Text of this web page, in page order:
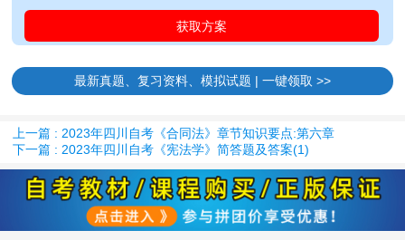
最新真题、复习资料、模拟试题 | 一键领取 >>
上一篇 : 2023年四川自考《合同法》章节知识要点:第六章
下一篇 : 2023年四川自考《宪法学》简答题及答案(1)